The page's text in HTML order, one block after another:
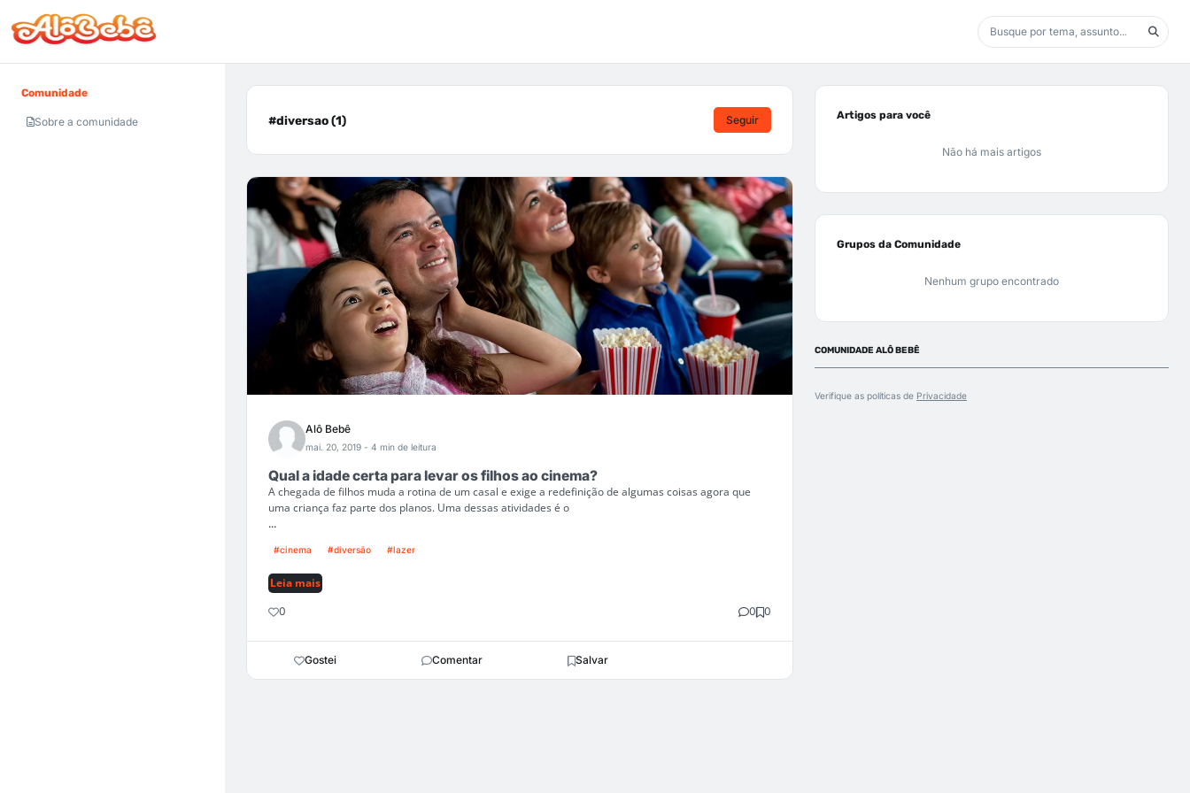
Comunidade
Sobre a comunidade #diversao (1) Seguir
Alô Bebê
mai. 20, 2019 - 4 min de leitura
Qual a idade certa para levar os filhos ao cinema?
A chegada de filhos muda a rotina de um casal e exige a redefinição de algumas coisas agora que
uma criança faz parte dos planos. Uma dessas atividades é o
...
#cinema #diversão #lazer
Leia mais
0 0 0
Gostei Comentar Salvar
Artigos para você
Não há mais artigos
Grupos da Comunidade
Nenhum grupo encontrado
COMUNIDADE ALÔ BEBÊ
Verifique as políticas de Privacidade